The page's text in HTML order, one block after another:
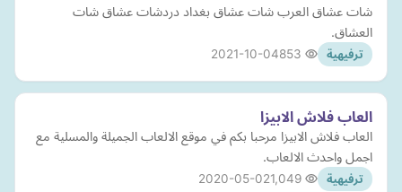
شات عشاق العرب شات عشاق بغداد دردشات عشاق شات
العشاق.
ترفيهية 2021-10-04
العاب فلاش الابيزا
العاب فلاش الابيزا مرحبا بكم في موقع الالعاب الجميلة والمسلية مع
اجمل واحدث الالعاب.
ترفيهية 2020-05-02